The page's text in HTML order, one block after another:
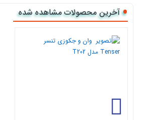
ظرفیت : جکوزی 1 نفری
ظرفیت حجم آب : 155 متر مکعب
پیش فرض: پنل جلو
بسته بندی : بسته بندی پلاستیک حبابی
آخرین محصولات مشاهده شده